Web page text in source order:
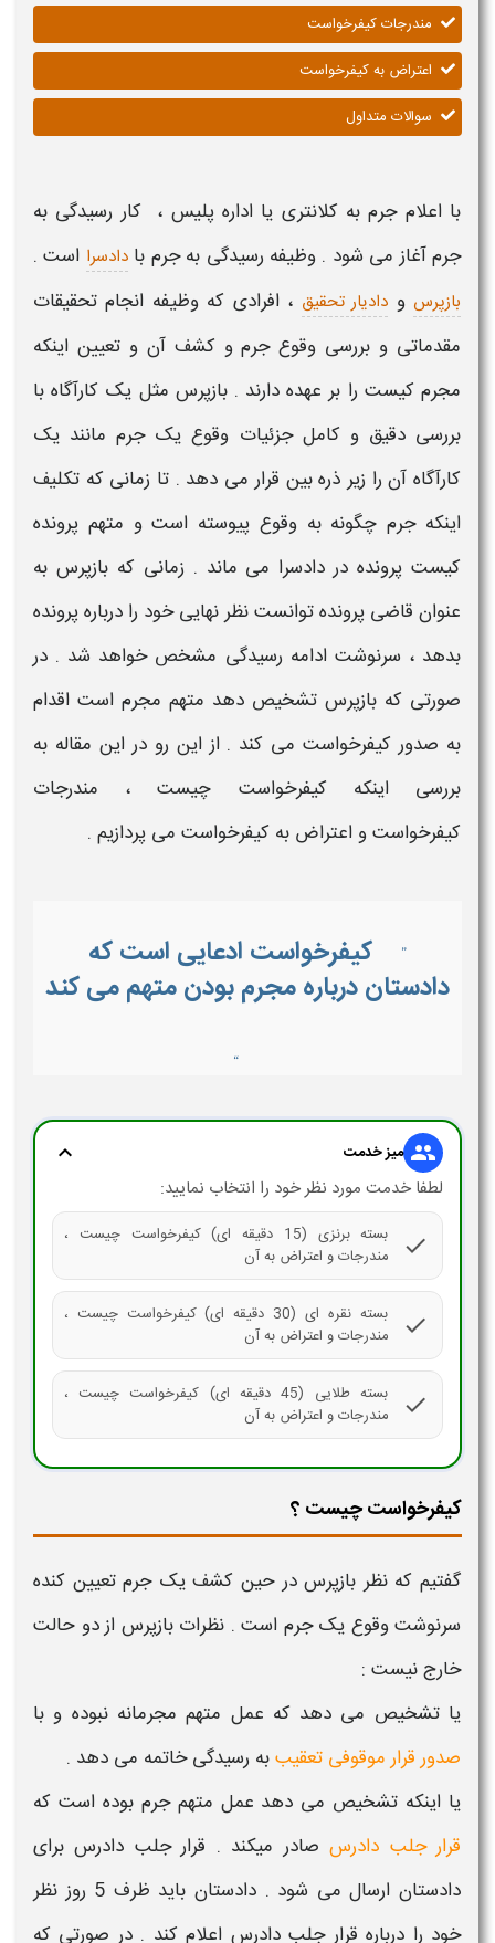
مندرجات کیفرخواست
اعتراض به کیفرخواست
سوالات متداول
با اعلام جرم به کلانتری یا اداره پلیس ، کار رسیدگی به
جرم آغاز می شود . وظیفه رسیدگی به جرم بادادسرا است .
بازپرس و دادیار تحقیق ، افرادی که وظیفه انجام تحقیقات
مقدماتی و بررسی وقوع جرم و کشف آن و تعیین اینکه
مجرم کیست را بر عهده دارند . بازپرس مثل یک کارآگاه با
بررسی دقیق و کامل جزئیات وقوع یک جرم مانند یک
کارآگاه آن را زیر ذره بین قرار می دهد . تا زمانی که تکلیف
اینکه جرم چگونه به وقوع پیوسته است و متهم پرونده
کیست پرونده در دادسرا می ماند . زمانی که بازپرس به
عنوان قاضی پرونده توانست نظر نهایی خود را درباره پرونده
بدهد ، سرنوشت ادامه رسیدگی مشخص خواهد شد . در
صورتی که بازپرس تشخیص دهد متهم مجرم است اقدام
به صدور کیفرخواست می کند . از این رو در این مقاله به
بررسی اینکه کیفرخواست چیست، مندرجات
کیفرخواستواعتراض به کیفرخواست می پردازیم .
”
کیفرخواست ادعایی است که
دادستان درباره مجرم بودن متهم می کند
“
group میز خدمت expand_more
لطفا خدمت مورد نظر خود را انتخاب نمایید:
check
بسته برنزی (15 دقیقه ای) کیفرخواست چیست ،
مندرجات و اعتراض به آن
check
بسته نقره ای (30 دقیقه ای) کیفرخواست چیست ،
مندرجات و اعتراض به آن
check
بسته طلایی (45 دقیقه ای) کیفرخواست چیست ،
مندرجات و اعتراض به آن
کیفرخواست چیست ؟
گفتیم که نظر بازپرس در حین کشف یک جرم تعیین کنده
سرنوشت وقوع یک جرم است . نظرات بازپرس از دو حالت
خارج نیست :
یا تشخیص می دهد که عمل متهم مجرمانه نبوده و با
صدور قرار موقوفی تعقیببه رسیدگی خاتمه می دهد .
یا اینکه تشخیص می دهد عمل متهم جرم بوده است که
قرار جلب دادرسصادر میکند . قرار جلب دادرس برای
دادستان ارسال می شود . دادستان باید ظرف 5 روز نظر
خود را درباره قرارجلب دادرس اعلام کند . در صورتی که